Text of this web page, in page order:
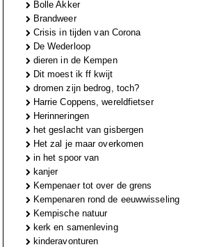
Bolle Akker
Brandweer
Crisis in tijden van Corona
De Wederloop
dieren in de Kempen
Dit moest ik ff kwijt
dromen zijn bedrog, toch?
Harrie Coppens, wereldfietser
Herinneringen
het geslacht van gisbergen
Het zal je maar overkomen
in het spoor van
kanjer
Kempenaer tot over de grens
Kempenaren rond de eeuwwisseling
Kempische natuur
kerk en samenleving
kinderavonturen